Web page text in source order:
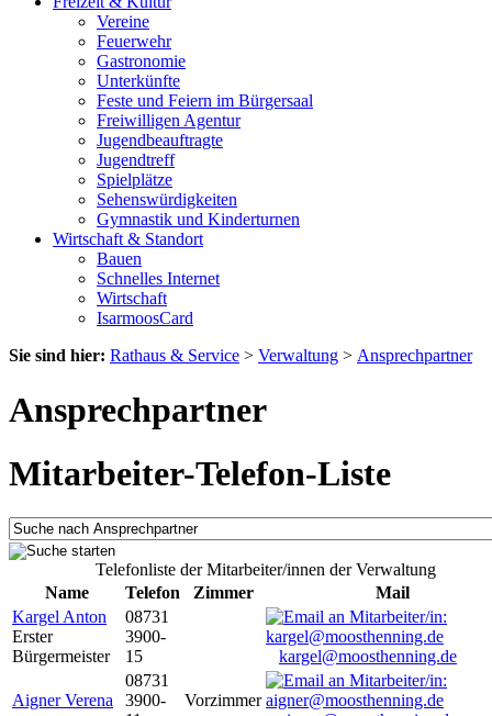
Vereine
Feuerwehr
Gastronomie
Unterkünfte
Feste und Feiern im Bürgersaal
Freiwilligen Agentur
Jugendbeauftragte
Jugendtreff
Spielplätze
Sehenswürdigkeiten
Gymnastik und Kinderturnen
Wirtschaft & Standort
Bauen
Schnelles Internet
Wirtschaft
IsarmoosCard
Sie sind hier: Rathaus & Service > Verwaltung > Ansprechpartner
Ansprechpartner
Mitarbeiter-Telefon-Liste
Telefonliste der Mitarbeiter/innen der Verwaltung
Name
Telefon Zimmer
Mail
Kargel Anton
Erster
Bürgermeister
08731
3900-
15
kargel@moosthenning.de
Aigner Verena
08731
3900-
Vorzimmer